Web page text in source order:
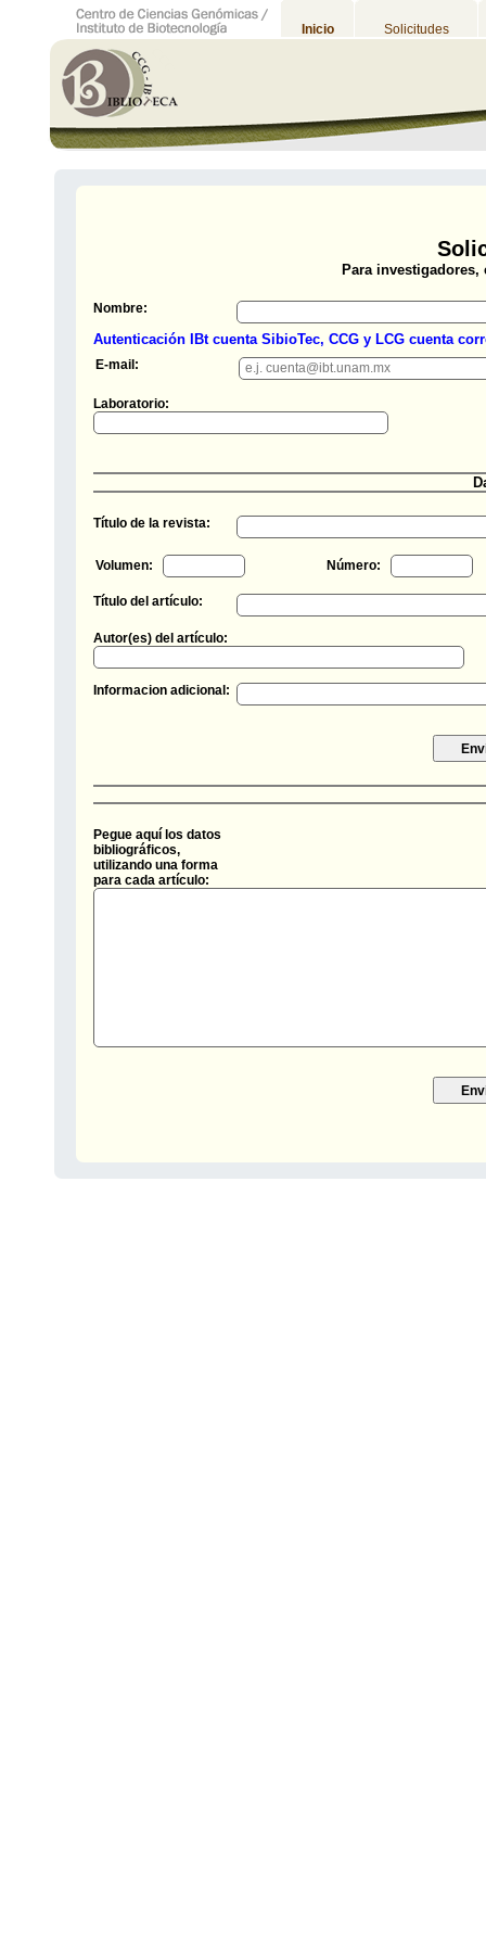
Inicio Solicitudes
Para investigadores,
Nombre:
Autenticación IBt cuenta SibioTec, CCG y LCG cuenta
E-mail:
Laboratorio:
Título de la revista:
Volumen: Número:
Título del artículo:
Autor(es) del artículo:
Informacion adicional:
Pegue aquí los datos
bibliográficos,
utilizando una forma
para cada artículo: